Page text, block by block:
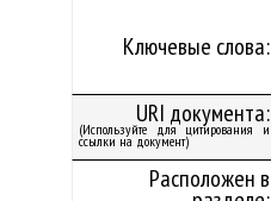
Ключевые слова:
URI документа:
(Используйте для цитирования и
ссылки на документ)
Расположен в